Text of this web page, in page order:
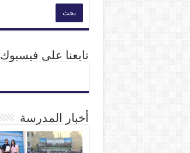
تابعنا على فيسبوك
أخبار المدرسة